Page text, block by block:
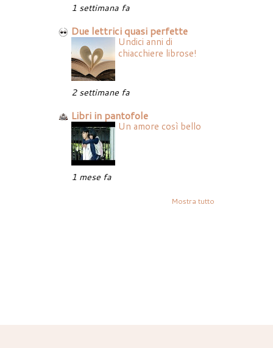
1 settimana fa
Due lettrici quasi perfette
Undici anni di
chiacchiere librose!
2 settimane fa
Libri in pantofole
Un amore così bello
1 mese fa
Mostra tutto